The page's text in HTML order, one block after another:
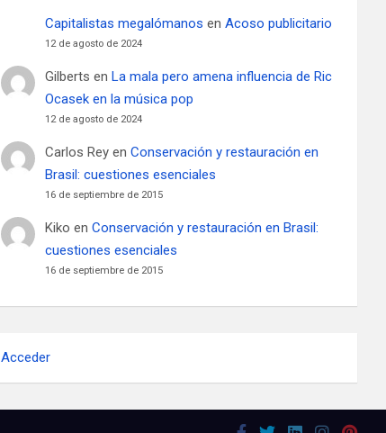
Capitalistas megalómanos enAcoso publicitario
12 de agosto de 2024
Gilberts en La mala pero amena influencia de Ric
Ocasek en la música pop
12 de agosto de 2024
Carlos Rey enConservación y restauración en
Brasil: cuestiones esenciales
16 de septiembre de 2015
Kiko enConservación y restauración en Brasil:
cuestiones esenciales
16 de septiembre de 2015
Acceder